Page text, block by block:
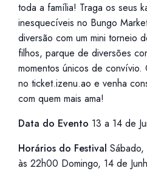
toda a família! Traga os seus
inesquecíveis no Bungo
diversão com um mini torneio
filhos, parque de diversões
momentos únicos de
no ticket.izenu.ao e venha
com quem mais ama!
Data do Evento 13 a 14 de
Horários do Festival
às 22h00 Domingo, 14 de